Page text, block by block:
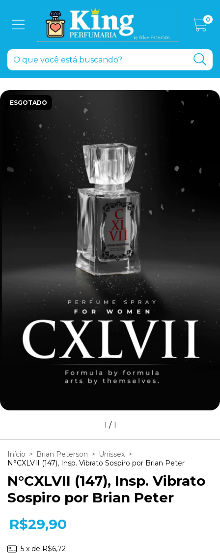
0
ESGOTADO
1 /1
Início > Brian Peterson > Unissex >
N°CXLVII (147), Insp. Vibrato Sospiro por Brian Peter
N°CXLVII (147), Insp. Vibrato
Sospiro por Brian Peter
R$29,90
5 x de R$6,72